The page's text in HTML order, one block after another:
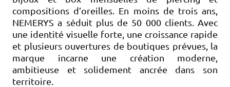
compositions d’oreilles. En moins de trois ans,
NEMERYS a séduit plus de 50 000 clients. Avec
une identité visuelle forte, une croissance rapide
et plusieurs ouvertures de boutiques prévues, la
marque incarne une création moderne,
ambitieuse et solidement ancrée dans son
territoire.